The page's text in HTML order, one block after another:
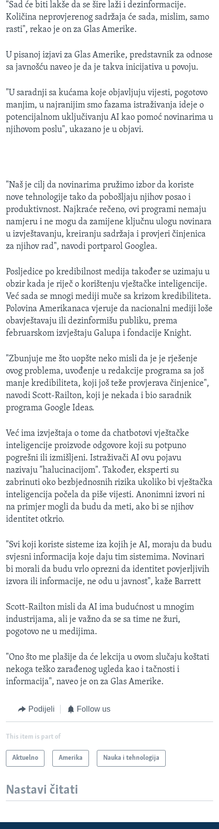
"Sad će biti lakše da se šire laži i dezinformacije.
Količina neprovjerenog sadržaja će sada, mislim, samo
rasti", rekao je on za Glas Amerike.
U pisanoj izjavi za Glas Amerike, predstavnik za odnose
sa javnošću naveo je da je takva inicijativa u povoju.
"U saradnji sa kućama koje objavljuju vijesti, pogotovo
manjim, u najranijim smo fazama istraživanja ideje o
potencijalnom uključivanju AI kao pomoć novinarima u
njihovom poslu", ukazano je u objavi.
"Naš je cilj da novinarima pružimo izbor da koriste
nove tehnologije tako da pobošljaju njihov posao i
produktivnost. Najkraće rečeno, ovi programi nemaju
namjeru i ne mogu da zamijene ključnu ulogu novinara
u izvještavanju, kreiranju sadržaja i provjeri činjenica
za njihov rad", navodi portparol Googlea.
Posljedice po kredibilnost medija također se uzimaju u
obzir kada je riječ o korištenju vještačke inteligencije.
Već sada se mnogi mediji muče sa krizom kredibiliteta.
Polovina Amerikanaca vjeruje da nacionalni mediji loše
obavještavaju ili dezinformišu publiku, prema
februarskom izvještaju Galupa i fondacije Knight.
"Zbunjuje me što uopšte neko misli da je je rješenje
ovog problema, uvođenje u redakcije programa sa još
manje kredibiliteta, koji još teže provjerava činjenice",
navodi Scott-Railton, koji je nekada i bio saradnik
programa Google Ideas.
Već ima izvještaja o tome da chatbotovi vještačke
inteligencije proizvode odgovore koji su potpuno
pogrešni ili izmišljeni. Istraživači AI ovu pojavu
nazivaju "halucinacijom". Također, eksperti su
zabrinuti oko bezbjednosnih rizika ukoliko bi vještačka
inteligencija počela da piše vijesti. Anonimni izvori ni
na primjer mogli da budu da meti, ako bi se njihov
identitet otkrio.
"Svi koji koriste sisteme iza kojih je AI, moraju da budu
svjesni informacija koje daju tim sistemima. Novinari
bi morali da budu vrlo oprezni da identitet povjerljivih
izvora ili informacije, ne odu u javnost", kaže Barrett
Scott-Railton misli da AI ima budućnost u mnogim
industrijama, ali je važno da se sa time ne žuri,
pogotovo ne u medijima.
"Ono što me plašije da će lekcija u ovom slučaju koštati
nekoga teško zarađenog ugleda kao i tačnosti i
informacija", naveo je on za Glas Amerike.
Podijeli Follow us
This item is part of
Aktuelno Amerika Nauka i tehnologija
Nastavi čitati